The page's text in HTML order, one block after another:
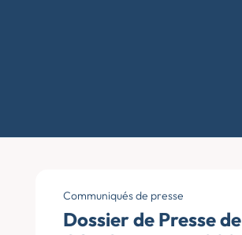
Communiqués de presse
Dossier de Presse de